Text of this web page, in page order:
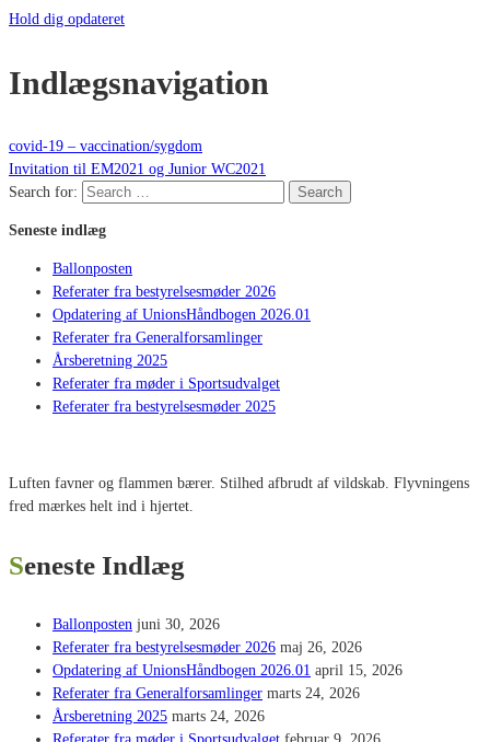
Hold dig opdateret
Indlægsnavigation
covid-19 – vaccination/sygdom
Invitation til EM2021 og Junior WC2021
Search for:
Search
Seneste indlæg
Ballonposten
Referater fra bestyrelsesmøder 2026
Opdatering af UnionsHåndbogen 2026.01
Referater fra Generalforsamlinger
Årsberetning 2025
Referater fra møder i Sportsudvalget
Referater fra bestyrelsesmøder 2025
Luften favner og flammen bærer. Stilhed afbrudt af vildskab. Flyvningens
fred mærkes helt ind i hjertet.
Seneste Indlæg
Ballonposten juni 30, 2026
Referater fra bestyrelsesmøder 2026 maj 26, 2026
Opdatering af UnionsHåndbogen 2026.01 april 15, 2026
Referater fra Generalforsamlinger marts 24, 2026
Årsberetning 2025 marts 24, 2026